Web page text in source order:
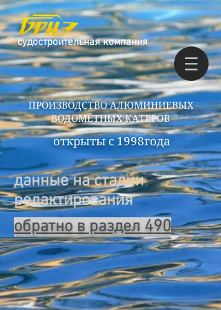
судостроительная компания
ПРОИЗВОДСТВО АЛЮМИНИЕВЫХ
ВОДОМЁТНЫХ КАТЕРОВ
открыты с 1998года
данные на стадии
редактирования
обратно в раздел 490